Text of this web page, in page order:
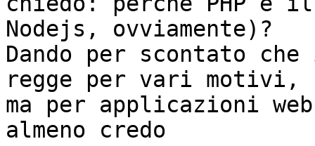
Nodejs, ovviamente)?
Dando per scontato
regge per vari motivi,
ma per applicazioni
almeno credo